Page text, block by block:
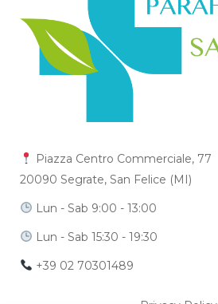
Piazza Centro Commerciale, 77
20090 Segrate, San Felice (MI)
Lun - Sab 9:00 - 13:00
Lun - Sab 15:30 - 19:30
+39 02 70301489